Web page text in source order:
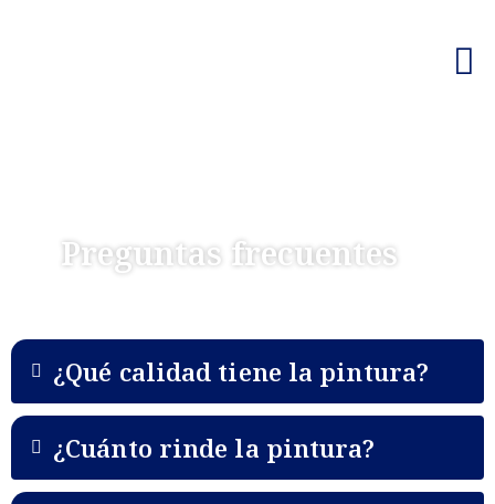
Preguntas frecuentes
¿Qué calidad tiene la pintura?
¿Cuánto rinde la pintura?